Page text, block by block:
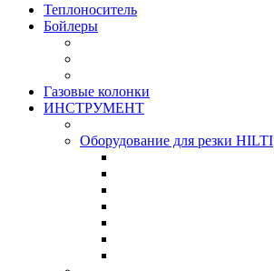
Теплоноситель
Бойлеры
Газовые колонки
ИНСТРУМЕНТ
Оборудование для резки HILTI